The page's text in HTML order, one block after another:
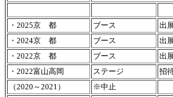
・2025京 都 ブース 出
・2024京 都
ブース 出
・2022京 都
ブース 出
・2022富山高岡
ステージ 招
（2020～2021）
※中止